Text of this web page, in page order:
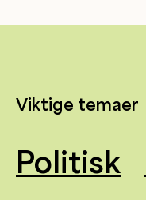
Viktige temaer
Politisk